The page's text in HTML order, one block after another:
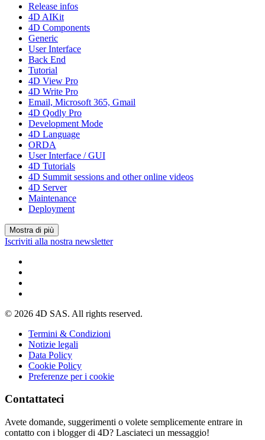
Release infos
4D AIKit
4D Components
Generic
User Interface
Back End
Tutorial
4D View Pro
4D Write Pro
Email, Microsoft 365, Gmail
4D Qodly Pro
Development Mode
4D Language
ORDA
User Interface / GUI
4D Tutorials
4D Summit sessions and other online videos
4D Server
Maintenance
Deployment
Mostra di più
Iscriviti alla nostra newsletter
© 2026 4D SAS. All rights reserved.
Termini & Condizioni
Notizie legali
Data Policy
Cookie Policy
Preferenze per i cookie
Contattateci
Avete domande, suggerimenti o volete semplicemente entrare in
contatto con i blogger di 4D? Lasciateci un messaggio!